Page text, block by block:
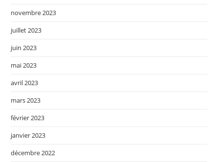
novembre 2023
juillet 2023
juin 2023
mai 2023
avril 2023
mars 2023
février 2023
janvier 2023
décembre 2022